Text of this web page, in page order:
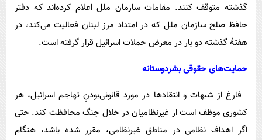
گذشته متوقف کنند. مقامات سازمان ملل اعلام کرده‌اند که دفتر
حافظ صلح سازمان ملل که در امتداد مرز لبنان فعالیت می‌کند، در
هفتۀ گذشته دو بار در معرض حملات اسرائیل قرار گرفته است.
حمایت‌های حقوقی بشردوستانه
فارغ از شبهات و انتقادها در مورد قانونی‌بودنِ تهاجم اسرائیل، هر
کشوری موظف است از غیرنظامیان در خلال جنگ محافظت کند. حتی
اگر اهداف نظامی در مناطق غیرنظامی، مقرر شده باشد، هنگام